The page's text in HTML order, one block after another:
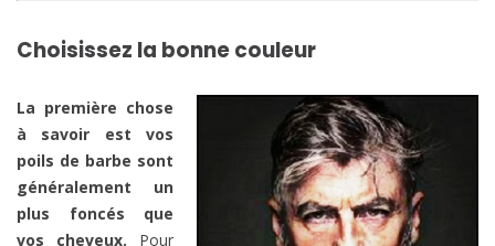
Choisissez la bonne couleur
La première chose
à savoir est vos
poils de barbe sont
généralement un
plus foncés que
vos cheveux. Pour